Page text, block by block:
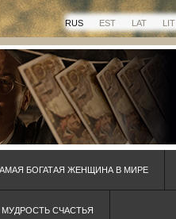
RUS EST LAT LIT
БОГАТАЯ ЖЕНЩИНА В МИРЕ
МУДРОСТЬ СЧАСТЬЯ